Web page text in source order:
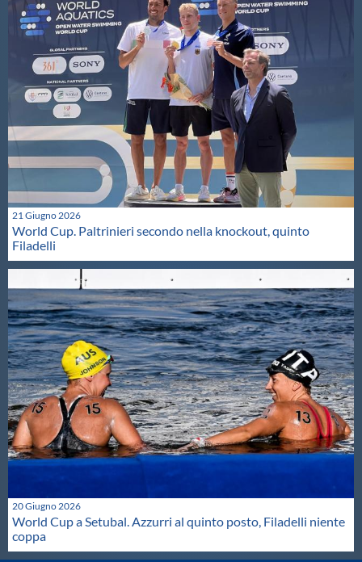
21 Giugno 2026
World Cup. Paltrinieri secondo nella knockout, quinto
Filadelli
20 Giugno 2026
World Cup a Setubal. Azzurri al quinto posto, Filadelli niente
coppa